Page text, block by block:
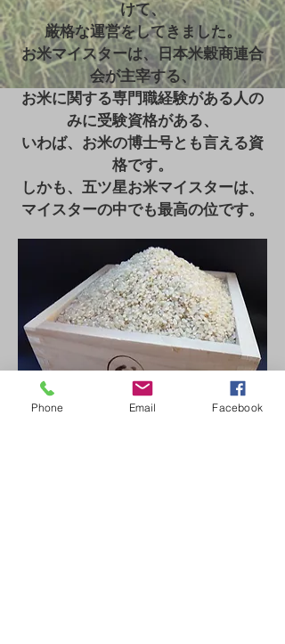
けて、
厳格な運営をしてきました。
お米マイスターは、日本米穀商連合
会が主宰する、
お米に関する専門職経験がある人の
みに受験資格がある、
いわば、お米の博士号とも言える資
格です。
しかも、五ツ星お米マイスターは、
マイスターの中でも最高の位です。
Phone Email Facebook